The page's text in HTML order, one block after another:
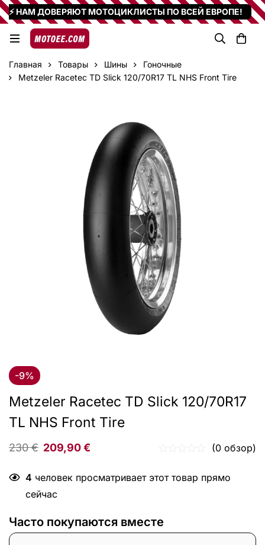
⚡ НАМ ДОВЕРЯЮТ МОТОЦИКЛИСТЫ ПО ВСЕЙ ЕВРОПЕ!
Главная Товары Шины
Гоночные
Metzeler Racetec TD Slick 120/70R17 TL NHS Front Tire
-9%
Metzeler Racetec TD Slick 120/70R17
TL NHS Front Tire
230€ 209,90€ (0 обзор)
4 человек просматривает этот товар прямо
сейчас
Часто покупаются вместе